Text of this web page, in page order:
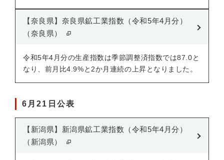
【奈良県】奈良県鉱工業指数（令和5年4月分）
（奈良県）
令和5年4月分の生産指数は季節調整済指数では87.0と
なり、前月比4.9%と2か月連続の上昇となりました。
6月21日公表
【新潟県】新潟県鉱工業指数（令和5年4月分）
（新潟県）